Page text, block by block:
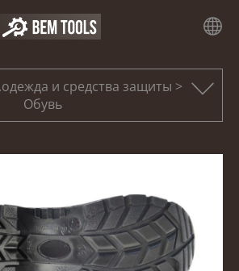
и средства защиты >
Обувь